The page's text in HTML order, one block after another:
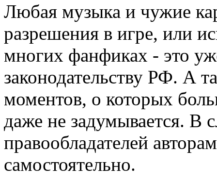
Любая музыка и чужие
разрешения в игре, или
многих фанфиках - это
законодательству РФ. А
моментов, о которых
даже не задумывается. В
правообладателей
самостоятельно.